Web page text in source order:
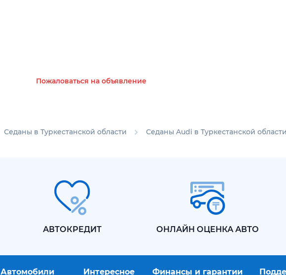
Пожаловаться на объявление
Седаны в Туркестанской области Седаны Audi в Туркестанской области
АВТОКРЕДИТ ОНЛАЙН ОЦЕНКА АВТО
Автомобили Интересное Финансы и гарантии